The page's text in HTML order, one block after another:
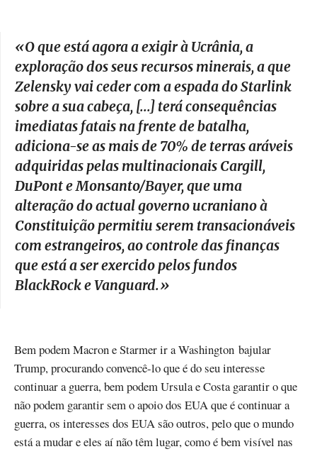
«O que está agora a exigir à Ucrânia, a
exploração dos seus recursos minerais, a que
Zelensky vai ceder com a espada do Starlink
sobre a sua cabeça, [...] terá consequências
imediatas fatais na frente de batalha,
adiciona-se as mais de 70% de terras aráveis
adquiridas pelas multinacionais Cargill,
DuPont e Monsanto/Bayer, que uma
alteração do actual governo ucraniano à
Constituição permitiu serem transacionáveis
com estrangeiros, ao controle das finanças
que está a ser exercido pelos fundos
BlackRock e Vanguard.»
Bem podem Macron e Starmer ir a Washington bajular
Trump, procurando convencê-lo que é do seu interesse
continuar a guerra, bem podem Ursula e Costa garantir o que
não podem garantir sem o apoio dos EUA que é continuar a
guerra, os interesses dos EUA são outros, pelo que o mundo
está a mudar e eles aí não têm lugar, como é bem visível nas